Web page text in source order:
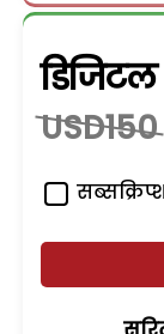
USD150